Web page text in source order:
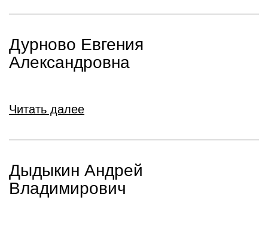
Дурново Евгения
Александровна
Читать далее
Дыдыкин Андрей
Владимирович